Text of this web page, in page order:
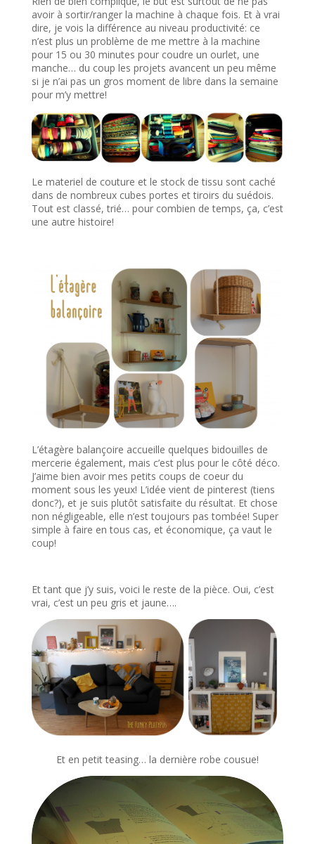
avoir à sortir/ranger la machine à chaque fois. Et à vrai
dire, je vois la différence au niveau productivité: ce
n’est plus un problème de me mettre à la machine
pour 15 ou 30 minutes pour coudre un ourlet, une
manche… du coup les projets avancent un peu même
si je n’ai pas un gros moment de libre dans la semaine
pour m’y mettre!
Le materiel de couture et le stock de tissu sont caché
dans de nombreux cubes portes et tiroirs du suédois.
Tout est classé, trié… pour combien de temps, ça, c’est
une autre histoire!
L’étagère balançoire accueille quelques bidouilles de
mercerie également, mais c’est plus pour le côté déco.
J’aime bien avoir mes petits coups de coeur du
moment sous les yeux! L’idée vient de pinterest (tiens
donc?), et je suis plutôt satisfaite du résultat. Et chose
non négligeable, elle n’est toujours pas tombée! Super
simple à faire en tous cas, et économique, ça vaut le
coup!
Et tant que j’y suis, voici le reste de la pièce. Oui, c’est
vrai, c’est un peu gris et jaune….
Et en petit teasing… la dernière robe cousue!